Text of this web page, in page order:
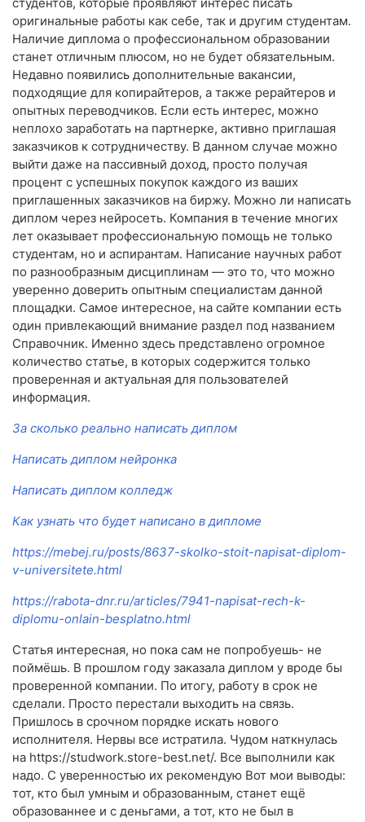
оригинальные работы как себе, так и другим студентам.
Наличие диплома о профессиональном образовании
станет отличным плюсом, но не будет обязательным.
Недавно появились дополнительные вакансии,
подходящие для копирайтеров, а также рерайтеров и
опытных переводчиков. Если есть интерес, можно
неплохо заработать на партнерке, активно приглашая
заказчиков к сотрудничеству. В данном случае можно
выйти даже на пассивный доход, просто получая
процент с успешных покупок каждого из ваших
приглашенных заказчиков на биржу. Можно ли написать
диплом через нейросеть. Компания в течение многих
лет оказывает профессиональную помощь не только
студентам, но и аспирантам. Написание научных работ
по разнообразным дисциплинам — это то, что можно
уверенно доверить опытным специалистам данной
площадки. Самое интересное, на сайте компании есть
один привлекающий внимание раздел под названием
Справочник. Именно здесь представлено огромное
количество статье, в которых содержится только
проверенная и актуальная для пользователей
информация.
За сколько реально написать диплом
Написать диплом нейронка
Написать диплом колледж
Как узнать что будет написано в дипломе
https://mebej.ru/posts/8637-skolko-stoit-napisat-diplom-
v-universitete.html
https://rabota-dnr.ru/articles/7941-napisat-rech-k-
diplomu-onlain-besplatno.html
Статья интересная, но пока сам не попробуешь- не
поймёшь. В прошлом году заказала диплом у вроде бы
проверенной компании. По итогу, работу в срок не
сделали. Просто перестали выходить на связь.
Пришлось в срочном порядке искать нового
исполнителя. Нервы все истратила. Чудом наткнулась
на https://studwork.store-best.net/. Все выполнили как
надо. С уверенностью их рекомендую Вот мои выводы:
тот, кто был умным и образованным, станет ещё
образованнее и с деньгами, а тот, кто не был в